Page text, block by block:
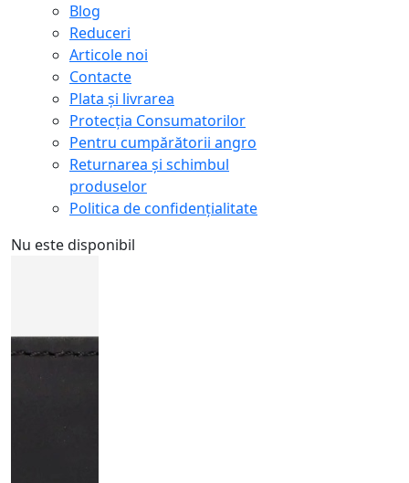
Blog
Reduceri
Articole noi
Contacte
Plata și livrarea
Protecţia Consumatorilor
Pentru cumpărătorii angro
Returnarea și schimbul
produselor
Politica de confidențialitate
Nu este disponibil